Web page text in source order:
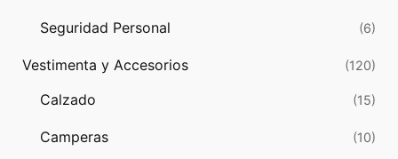
Seguridad Personal (6)
Vestimenta y Accesorios (120)
Calzado (15)
Camperas (10)